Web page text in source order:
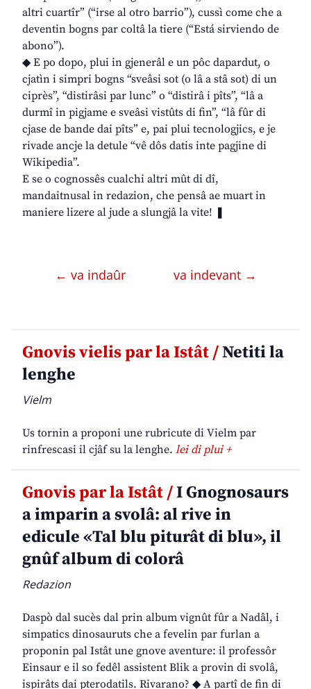
altri cuartîr” (“irse al otro barrio”), cussì come che a
deventin bogns par coltâ la tiere (“Está sirviendo de
abono”).
◆ E po dopo, plui in gjenerâl e un pôc dapardut, o
cjatìn i simpri bogns “sveâsi sot (o lâ a stâ sot) di un
ciprès”, “distirâsi par lunc” o “distirâ i pîts”, “lâ a
durmî in pigjame e sveâsi vistûts di fin”, “lâ fûr di
cjase de bande dai pîts” e, pai plui tecnologjics, e je
rivade ancje la detule “vê dôs datis inte pagjine di
Wikipedia”.
E se o cognossês cualchi altri mût di dî,
mandaitnusal in redazion, che pensâ ae muart in
maniere lizere al jude a slungjâ la vite! ❚
← va indaûr va indevant →
Gnovis vielis par la Istât /Netiti la
lenghe
Vielm
Us tornin a proponi une rubricute di Vielm par
rinfrescasi il cjâf su la lenghe. lei di plui +
Gnovis par la Istât /I Gnognosaurs
a imparin a svolâ: al rive in
edicule «Tal blu piturât di blu», il
gnûf album di colorâ
Redazion
Daspò dal sucès dal prin album vignût fûr a Nadâl, i
simpatics dinosauruts che a fevelin par furlan a
proponin pal Istât une gnove aventure: il professôr
Einsaur e il so fedêl assistent Blik a provin di svolâ,
ispirâts dai pterodatils. Rivarano? ◆ A partî de fin di